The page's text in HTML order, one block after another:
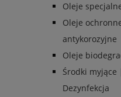
Oleje
Oleje
antykorozyjne
Oleje
Środki myjące
Dezynfekcja